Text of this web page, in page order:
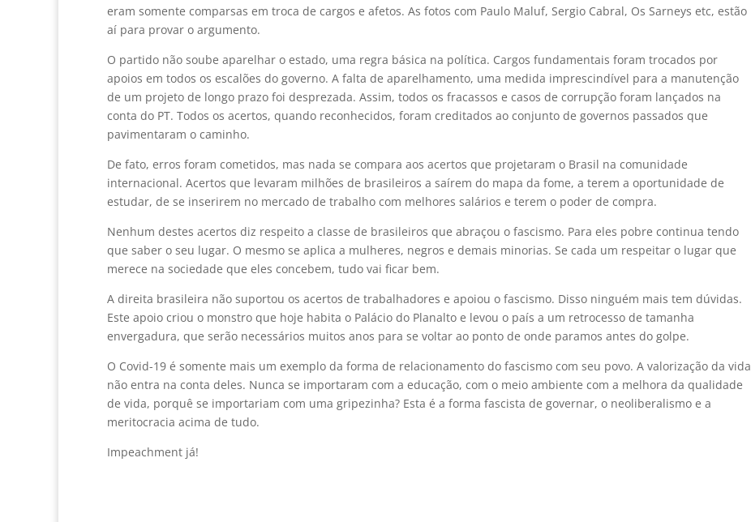
eram somente comparsas em troca de cargos e afetos. As fotos com Paulo Maluf, Sergio Cabral, Os Sarneys etc, estão
aí para provar o argumento.
O partido não soube aparelhar o estado, uma regra básica na política. Cargos fundamentais foram trocados por
apoios em todos os escalões do governo. A falta de aparelhamento, uma medida imprescindível para a manutenção
de um projeto de longo prazo foi desprezada. Assim, todos os fracassos e casos de corrupção foram lançados na
conta do PT. Todos os acertos, quando reconhecidos, foram creditados ao conjunto de governos passados que
pavimentaram o caminho.
De fato, erros foram cometidos, mas nada se compara aos acertos que projetaram o Brasil na comunidade
internacional. Acertos que levaram milhões de brasileiros a saírem do mapa da fome, a terem a oportunidade de
estudar, de se inserirem no mercado de trabalho com melhores salários e terem o poder de compra.
Nenhum destes acertos diz respeito a classe de brasileiros que abraçou o fascismo. Para eles pobre continua tendo
que saber o seu lugar. O mesmo se aplica a mulheres, negros e demais minorias. Se cada um respeitar o lugar que
merece na sociedade que eles concebem, tudo vai ficar bem.
A direita brasileira não suportou os acertos de trabalhadores e apoiou o fascismo. Disso ninguém mais tem dúvidas.
Este apoio criou o monstro que hoje habita o Palácio do Planalto e levou o país a um retrocesso de tamanha
envergadura, que serão necessários muitos anos para se voltar ao ponto de onde paramos antes do golpe.
O Covid-19 é somente mais um exemplo da forma de relacionamento do fascismo com seu povo. A valorização da vida
não entra na conta deles. Nunca se importaram com a educação, com o meio ambiente com a melhora da qualidade
de vida, porquê se importariam com uma gripezinha? Esta é a forma fascista de governar, o neoliberalismo e a
meritocracia acima de tudo.
Impeachment já!